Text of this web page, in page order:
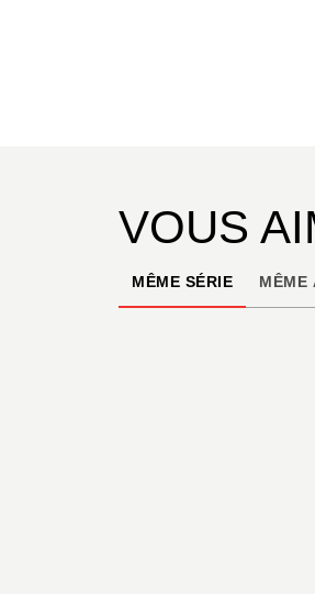
VOUS
MÊME SÉRIE MÊME